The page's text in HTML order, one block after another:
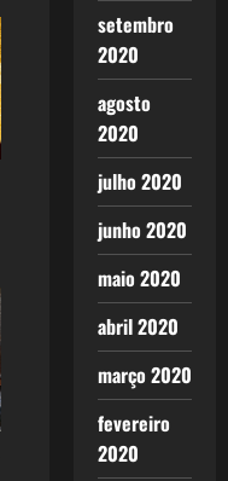
setembro
2020
agosto
2020
julho 2020
junho 2020
maio 2020
abril 2020
março 2020
fevereiro
2020